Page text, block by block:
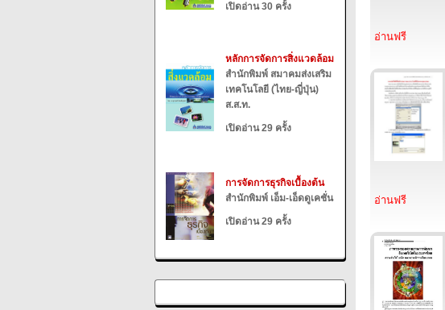
เปิดอ่าน 30 ครั้ง
หลักการจัดการสิ่งแวดล้อม
สำนักพิมพ์ สมาคมส่งเสริม
เทคโนโลยี (ไทย-ญี่ปุ่น)
ส.ส.ท.
เปิดอ่าน 29 ครั้ง
การจัดการธุรกิจเบื้องต้น
สำนักพิมพ์ เอ็ม-เอ็ดดูเคชั่น
เปิดอ่าน 29 ครั้ง
อ่านฟรี
อ่านฟรี